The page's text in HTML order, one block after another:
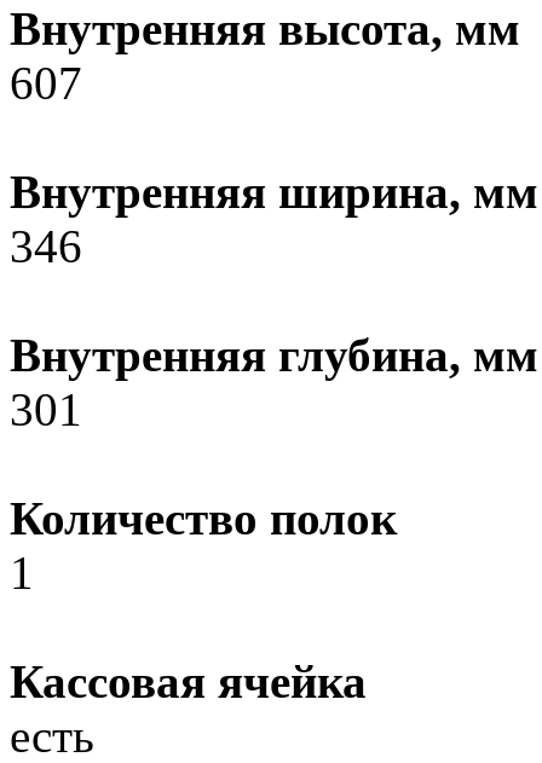
Внутренняя высота, мм
607
Внутренняя ширина, мм
346
Внутренняя глубина, мм
301
Количество полок
1
Кассовая ячейка
есть